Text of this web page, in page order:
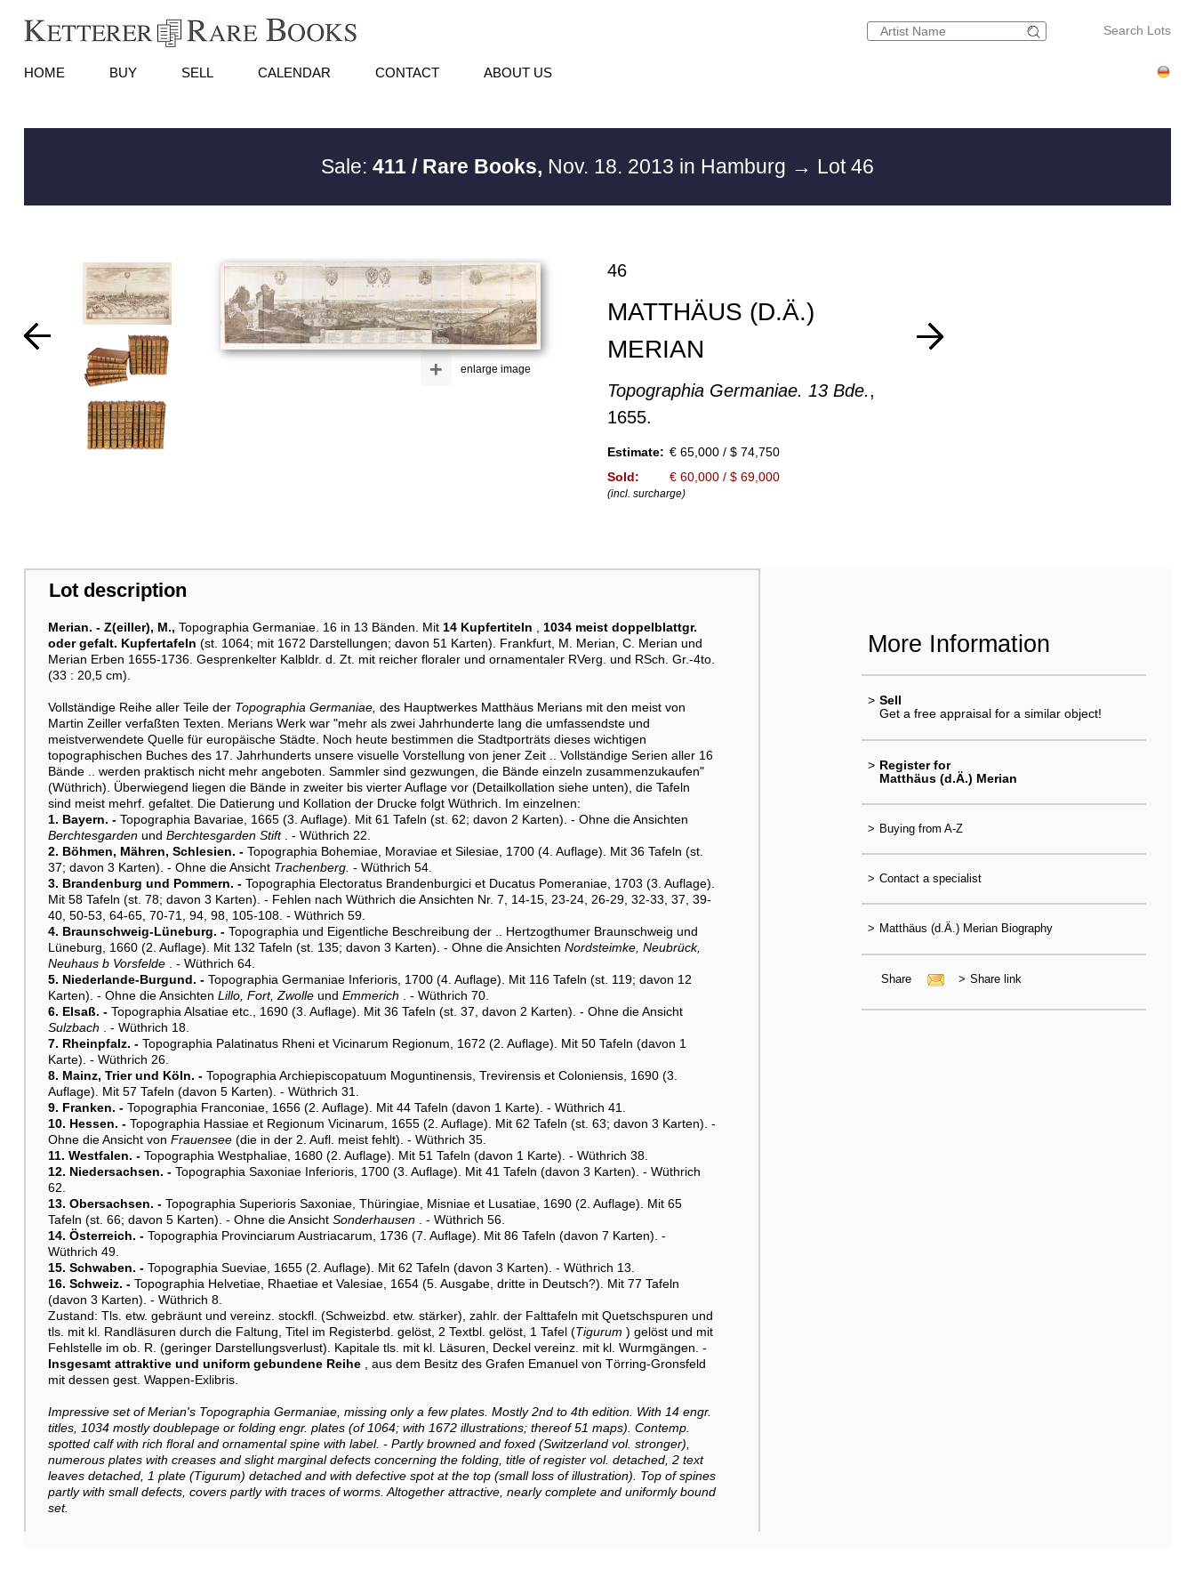
Search Lots
HOME BUY SELL CALENDAR CONTACT ABOUT US
Sale: 411 / Rare Books, Nov. 18. 2013 in Hamburg → Lot 46
enlarge image
+
46
MATTHÄUS (D.Ä.)
MERIAN
Topographia Germaniae. 13 Bde.,
1655.
Estimate: € 65,000 / $ 74,750
Sold:
€ 60,000 / $ 69,000
(incl. surcharge)
Lot description
Merian. - Z(eiller), M., Topographia Germaniae. 16 in 13 Bänden. Mit 14 Kupfertiteln , 1034 meist doppelblattgr.
oder gefalt. Kupfertafeln (st. 1064; mit 1672 Darstellungen; davon 51 Karten). Frankfurt, M. Merian, C. Merian und
Merian Erben 1655-1736. Gesprenkelter Kalbldr. d. Zt. mit reicher floraler und ornamentaler RVerg. und RSch. Gr.-4to.
(33 : 20,5 cm).
Vollständige Reihe aller Teile der Topographia Germaniae, des Hauptwerkes Matthäus Merians mit den meist von
Martin Zeiller verfaßten Texten. Merians Werk war "mehr als zwei Jahrhunderte lang die umfassendste und
meistverwendete Quelle für europäische Städte. Noch heute bestimmen die Stadtporträts dieses wichtigen
topographischen Buches des 17. Jahrhunderts unsere visuelle Vorstellung von jener Zeit .. Vollständige Serien aller 16
Bände .. werden praktisch nicht mehr angeboten. Sammler sind gezwungen, die Bände einzeln zusammenzukaufen"
(Wüthrich). Überwiegend liegen die Bände in zweiter bis vierter Auflage vor (Detailkollation siehe unten), die Tafeln
sind meist mehrf. gefaltet. Die Datierung und Kollation der Drucke folgt Wüthrich. Im einzelnen:
1. Bayern. - Topographia Bavariae, 1665 (3. Auflage). Mit 61 Tafeln (st. 62; davon 2 Karten). - Ohne die Ansichten
Berchtesgarden und Berchtesgarden Stift. - Wüthrich 22.
2. Böhmen, Mähren, Schlesien. - Topographia Bohemiae, Moraviae et Silesiae, 1700 (4. Auflage). Mit 36 Tafeln (st.
37; davon 3 Karten). - Ohne die Ansicht Trachenberg. - Wüthrich 54.
3. Brandenburg und Pommern. - Topographia Electoratus Brandenburgici et Ducatus Pomeraniae, 1703 (3. Auflage).
Mit 58 Tafeln (st. 78; davon 3 Karten). - Fehlen nach Wüthrich die Ansichten Nr. 7, 14-15, 23-24, 26-29, 32-33, 37, 39-
40, 50-53, 64-65, 70-71, 94, 98, 105-108. - Wüthrich 59.
4. Braunschweig-Lüneburg. - Topographia und Eigentliche Beschreibung der .. Hertzogthumer Braunschweig und
Lüneburg, 1660 (2. Auflage). Mit 132 Tafeln (st. 135; davon 3 Karten). - Ohne die Ansichten Nordsteimke, Neubrück,
Neuhaus b Vorsfelde. - Wüthrich 64.
5. Niederlande-Burgund. - Topographia Germaniae Inferioris, 1700 (4. Auflage). Mit 116 Tafeln (st. 119; davon 12
Karten). - Ohne die Ansichten Lillo, Fort, Zwolle und Emmerich . - Wüthrich 70.
6. Elsaß. - Topographia Alsatiae etc., 1690 (3. Auflage). Mit 36 Tafeln (st. 37, davon 2 Karten). - Ohne die Ansicht
Sulzbach . - Wüthrich 18.
7. Rheinpfalz. - Topographia Palatinatus Rheni et Vicinarum Regionum, 1672 (2. Auflage). Mit 50 Tafeln (davon 1
Karte). - Wüthrich 26.
8. Mainz, Trier und Köln. - Topographia Archiepiscopatuum Moguntinensis, Trevirensis et Coloniensis, 1690 (3.
Auflage). Mit 57 Tafeln (davon 5 Karten). - Wüthrich 31.
9. Franken. - Topographia Franconiae, 1656 (2. Auflage). Mit 44 Tafeln (davon 1 Karte). - Wüthrich 41.
10. Hessen. - Topographia Hassiae et Regionum Vicinarum, 1655 (2. Auflage). Mit 62 Tafeln (st. 63; davon 3 Karten). -
Ohne die Ansicht von Frauensee(die in der 2. Aufl. meist fehlt). - Wüthrich 35.
11. Westfalen. - Topographia Westphaliae, 1680 (2. Auflage). Mit 51 Tafeln (davon 1 Karte). - Wüthrich 38.
12. Niedersachsen. - Topographia Saxoniae Inferioris, 1700 (3. Auflage). Mit 41 Tafeln (davon 3 Karten). - Wüthrich
62.
13. Obersachsen. - Topographia Superioris Saxoniae, Thüringiae, Misniae et Lusatiae, 1690 (2. Auflage). Mit 65
Tafeln (st. 66; davon 5 Karten). - Ohne die Ansicht Sonderhausen. - Wüthrich 56.
14. Österreich. - Topographia Provinciarum Austriacarum, 1736 (7. Auflage). Mit 86 Tafeln (davon 7 Karten). -
Wüthrich 49.
15. Schwaben. - Topographia Sueviae, 1655 (2. Auflage). Mit 62 Tafeln (davon 3 Karten). - Wüthrich 13.
16. Schweiz. - Topographia Helvetiae, Rhaetiae et Valesiae, 1654 (5. Ausgabe, dritte in Deutsch?). Mit 77 Tafeln
(davon 3 Karten). - Wüthrich 8.
Zustand: Tls. etw. gebräunt und vereinz. stockfl. (Schweizbd. etw. stärker), zahlr. der Falttafeln mit Quetschspuren und
tls. mit kl. Randläsuren durch die Faltung, Titel im Registerbd. gelöst, 2 Textbl. gelöst, 1 Tafel (Tigurum ) gelöst und mit
Fehlstelle im ob. R. (geringer Darstellungsverlust). Kapitale tls. mit kl. Läsuren, Deckel vereinz. mit kl. Wurmgängen. -
Insgesamt attraktive und uniform gebundene Reihe, aus dem Besitz des Grafen Emanuel von Törring-Gronsfeld
mit dessen gest. Wappen-Exlibris.
Impressive set of Merian's Topographia Germaniae, missing only a few plates. Mostly 2nd to 4th edition. With 14 engr.
titles, 1034 mostly doublepage or folding engr. plates (of 1064; with 1672 illustrations; thereof 51 maps). Contemp.
spotted calf with rich floral and ornamental spine with label. - Partly browned and foxed (Switzerland vol. stronger),
numerous plates with creases and slight marginal defects concerning the folding, title of register vol. detached, 2 text
leaves detached, 1 plate (Tigurum) detached and with defective spot at the top (small loss of illustration). Top of spines
partly with small defects, covers partly with traces of worms. Altogether attractive, nearly complete and uniformly bound
set.
More Information
> Sell
Get a free appraisal for a similar object!
> Register for
Matthäus (d.Ä.) Merian
> Buying from A-Z
> Contact a specialist
> Matthäus (d.Ä.) Merian Biography
Share > Share link